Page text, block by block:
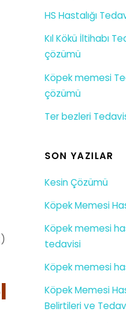
HS Hastalığı
Kıl Kökü İltihabı
çözümü
Köpek memesi
çözümü
Ter bezleri
SON YAZILAR
Kesin Çözümü
Köpek Memesi
Köpek memesi
tedavisi
Köpek memesi
Köpek Memesi
Belirtileri ve